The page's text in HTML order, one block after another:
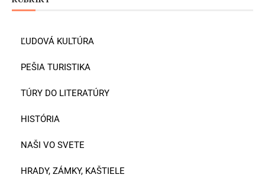
ĽUDOVÁ KULTÚRA
PEŠIA TURISTIKA
TÚRY DO LITERATÚRY
HISTÓRIA
NAŠI VO SVETE
HRADY, ZÁMKY, KAŠTIELE